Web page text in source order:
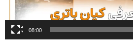
08:00